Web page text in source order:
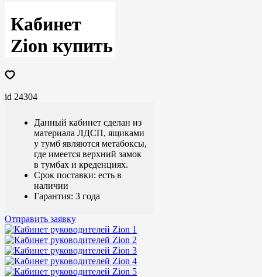
Кабинет
Zion купить
id 24304
Данный кабинет сделан из
материала ЛДСП, ящиками
у тумб являются метабоксы,
где имеется верхний замок
в тумбах и креденциях.
Срок поставки: есть в
наличии
Гарантия: 3 года
Отправить заявку